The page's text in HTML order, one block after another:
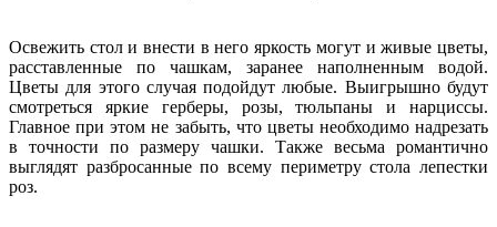
Освежить стол и внести в него яркость могут и живые цветы,
расставленные по чашкам, заранее наполненным водой.
Цветы для этого случая подойдут любые. Выигрышно будут
смотреться яркие герберы, розы, тюльпаны и нарциссы.
Главное при этом не забыть, что цветы необходимо надрезать
в точности по размеру чашки. Также весьма романтично
выглядят разбросанные по всему периметру стола лепестки
роз.